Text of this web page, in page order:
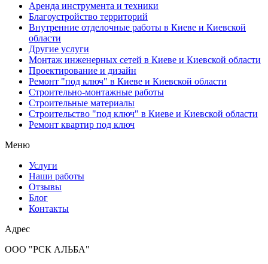
Аренда инструмента и техники
Благоустройство территорий
Внутренние отделочные работы в Киеве и Киевской
области
Другие услуги
Монтаж инженерных сетей в Киеве и Киевской области
Проектирование и дизайн
Ремонт "под ключ" в Киеве и Киевской области
Строительно-монтажные работы
Строительные материалы
Строительство "под ключ" в Киеве и Киевской области
Ремонт квартир под ключ
Меню
Услуги
Наши работы
Отзывы
Блог
Контакты
Адрес
ООО "РСК АЛЬБА"